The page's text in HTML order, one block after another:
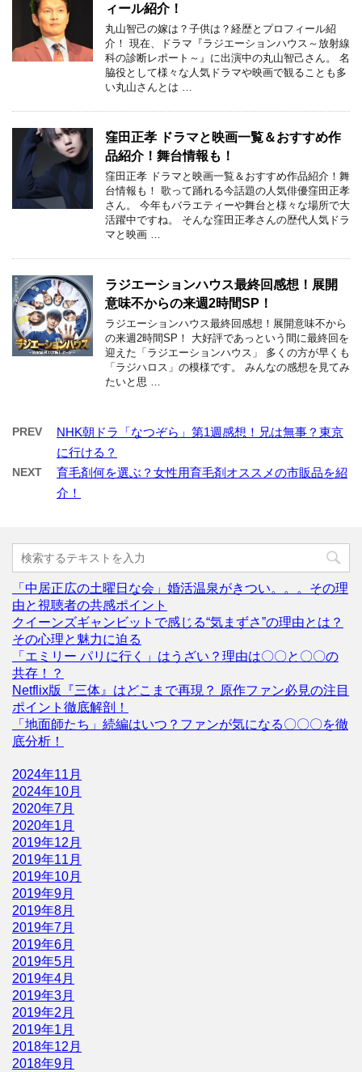
ィール紹介！
丸山智己の嫁は？子供は？経歴とプロフィール紹
介！ 現在、ドラマ『ラジエーションハウス～放射線
科の診断レポート～』に出演中の丸山智己さん。 名
脇役として様々な人気ドラマや映画で観ることも多
い丸山さんとは …
窪田正孝 ドラマと映画一覧＆おすすめ作
品紹介！舞台情報も！
窪田正孝 ドラマと映画一覧＆おすすめ作品紹介！舞
台情報も！ 歌って踊れる今話題の人気俳優窪田正孝
さん。 今年もバラエティーや舞台と様々な場所で大
活躍中ですね。 そんな窪田正孝さんの歴代人気ドラ
マと映画 …
ラジエーションハウス最終回感想！展開
意味不からの来週2時間SP！
ラジエーションハウス最終回感想！展開意味不から
の来週2時間SP！ 大好評であっという間に最終回を
迎えた「ラジエーションハウス」 多くの方が早くも
「ラジハロス」の模様です。 みんなの感想を見てみ
たいと思 …
PREV
NHK朝ドラ「なつぞら」第1週感想！兄は無事？東京
に行ける？
NEXT
育毛剤何を選ぶ？女性用育毛剤オススメの市販品を紹
介！
「中居正広の土曜日な会」婚活温泉がきつい。。。その理
由と視聴者の共感ポイント
クイーンズギャンビットで感じる“気まずさ”の理由とは？
その心理と魅力に迫る
「エミリー パリに行く」はうざい？理由は〇〇と〇〇の
共存！？
Netflix版『三体』はどこまで再現？ 原作ファン必見の注目
ポイント徹底解剖！
「地面師たち」続編はいつ？ファンが気になる〇〇〇を徹
底分析！
2024年11月
2024年10月
2020年7月
2020年1月
2019年12月
2019年11月
2019年10月
2019年9月
2019年8月
2019年7月
2019年6月
2019年5月
2019年4月
2019年3月
2019年2月
2019年1月
2018年12月
2018年9月